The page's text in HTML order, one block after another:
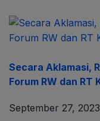
Secara Aklamasi,
Forum RW dan RT
September 27, 2023